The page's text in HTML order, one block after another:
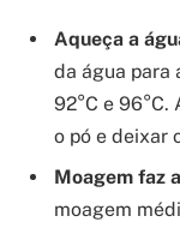
Aqueça a
da água para
92°C e
o pó e deixar
Moagem faz
moagem